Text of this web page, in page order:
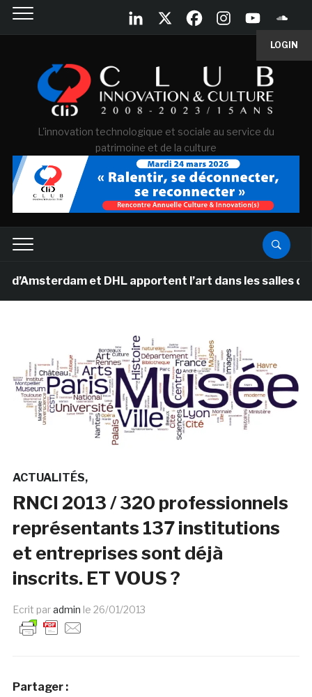
LOGIN
L'innovation technologique et sociale au service du
patrimoine et de la culture
et DHL apportent l’art dans les salles de
ACTUALITÉS
RNCI 2013 / 320 professionnels
représentants 137 institutions
et entreprises sont déjà
inscrits. ET VOUS ?
Ecrit paradmin le 26/01/2013
Partager :